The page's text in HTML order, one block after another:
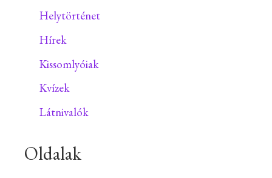
Helytörténet
Hírek
Kissomlyóiak
Kvízek
Látnivalók
Oldalak